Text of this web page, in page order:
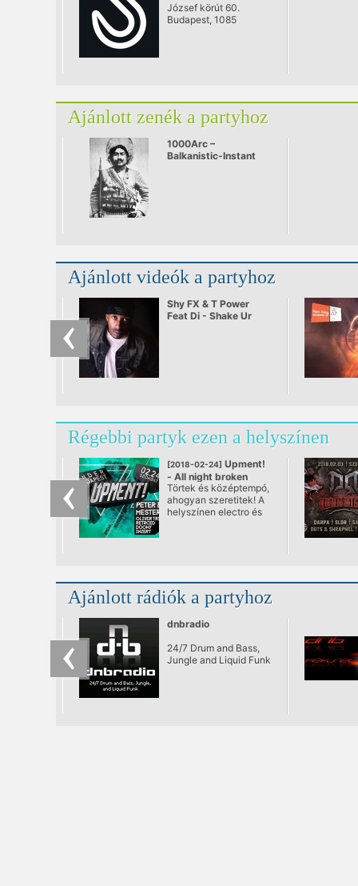
József körút 60.
Budapest, 1085
Ajánlott zenék a partyhoz
1000Arc –
Balkanistic-Instant
Ajánlott videók a partyhoz
Shy FX & T Power
Feat Di - Shake Ur
Régebbi partyk ezen a helyszínen
[2018-02-24] Upment!
- All night broken
beats
@ Under Budapest
Törtek és középtempó,
ahogyan szeretitek! A
helyszínen electro és
Ajánlott rádiók a partyhoz
dnbradio
24/7 Drum and Bass,
Jungle and Liquid Funk